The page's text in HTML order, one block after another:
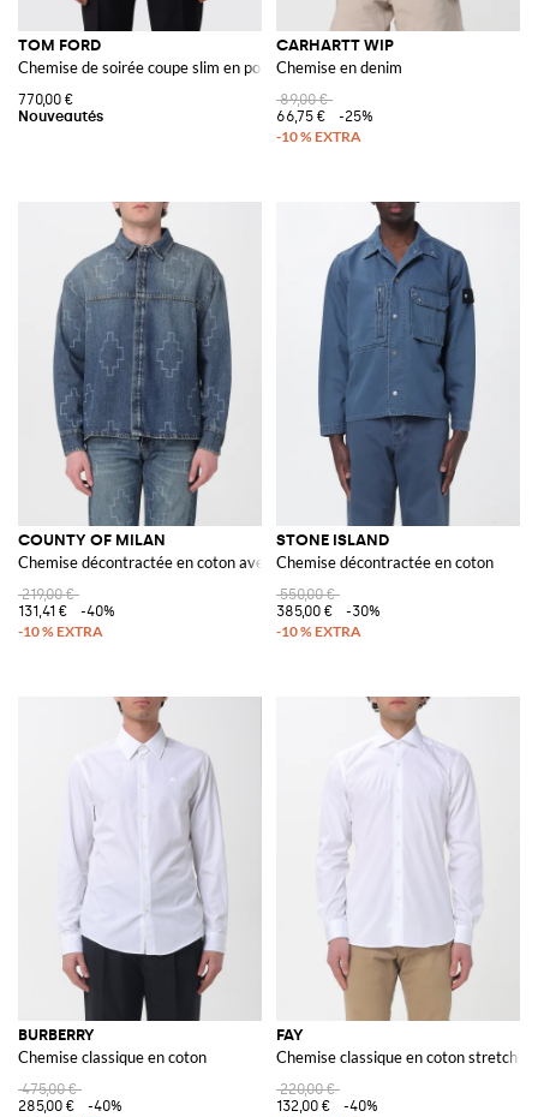
TOM FORD
Chemise de soirée coupe slim en popeline de coton avec plastron plissé
770,00 €
CARHARTT WIP
Chemise en denim
89,00 €
66,75 €
-25%
COUNTY OF MILAN
Chemise décontractée en coton avec imprimé monogramme
219,00 €
131,41 €
-40%
STONE ISLAND
Chemise décontractée en coton
550,00 €
385,00 €
-30%
BURBERRY
Chemise classique en coton
475,00 €
285,00 €
-40%
FAY
Chemise classique en coton stretch
220,00 €
132,00 €
-40%